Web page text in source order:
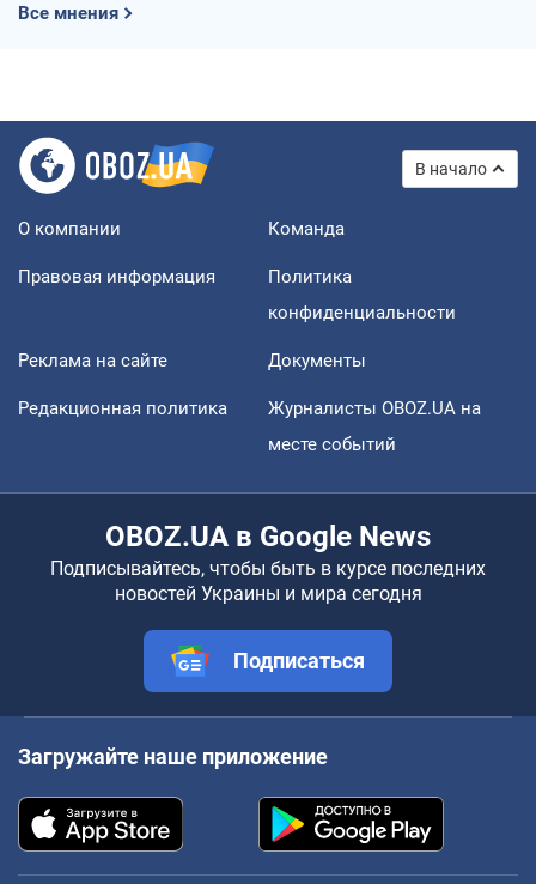
Все мнения
В начало
О компании Команда
Правовая информация
Политика
конфиденциальности
Реклама на сайте Документы
Редакционная политика
Журналисты OBOZ.UA на
месте событий
OBOZ.UA в Google News
Подписывайтесь, чтобы быть в курсе последних
новостей Украины и мира сегодня
Подписаться
Загружайте наше приложение